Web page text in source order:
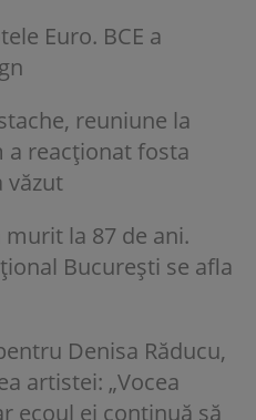
Euro. BCE a
reuniune la
a reacționat fosta
văzut
la 87 de ani.
București se afla
Denisa Răducu,
artistei: „Vocea
ecoul ei continuă să